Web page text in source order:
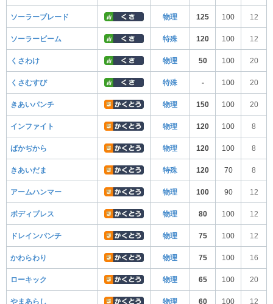
ソーラーブレード 物理 125 100 12
ソーラービーム 特殊 120 100 12
くさわけ 物理 50 100 20
くさむすび 特殊 - 100 20
きあいパンチ 物理 150 100 20
インファイト 物理 120 100 8
ばかぢから 物理 120 100 8
きあいだま 特殊 120 70 8
アームハンマー 物理 100 90 12
ボディプレス 物理 80 100 12
ドレインパンチ 物理 75 100 12
かわらわり 物理 75 100 16
ローキック 物理 65 100 20
やまあらし 物理 60 100 12